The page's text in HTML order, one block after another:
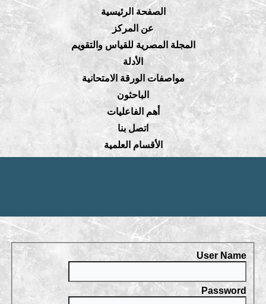
الصفحة الرئيسية
عن المركز
المجلة المصرية للقياس والتقويم
الأدلة
مواصفات الورقة الامتحانية
الباحثون
أهم الفاعليات
اتصل بنا
الأقسام العلمية
User Name
Password